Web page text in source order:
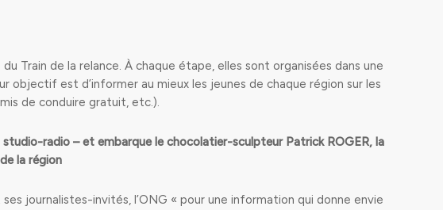
Train de la relance. À chaque étape, elles sont organisées dans une
objectif est d’informer au mieux les jeunes de chaque région sur les
de conduire gratuit, etc.).
radio – et embarque le chocolatier-sculpteur Patrick ROGER, la
la région
journalistes-invités, l’ONG « pour une information qui donne envie